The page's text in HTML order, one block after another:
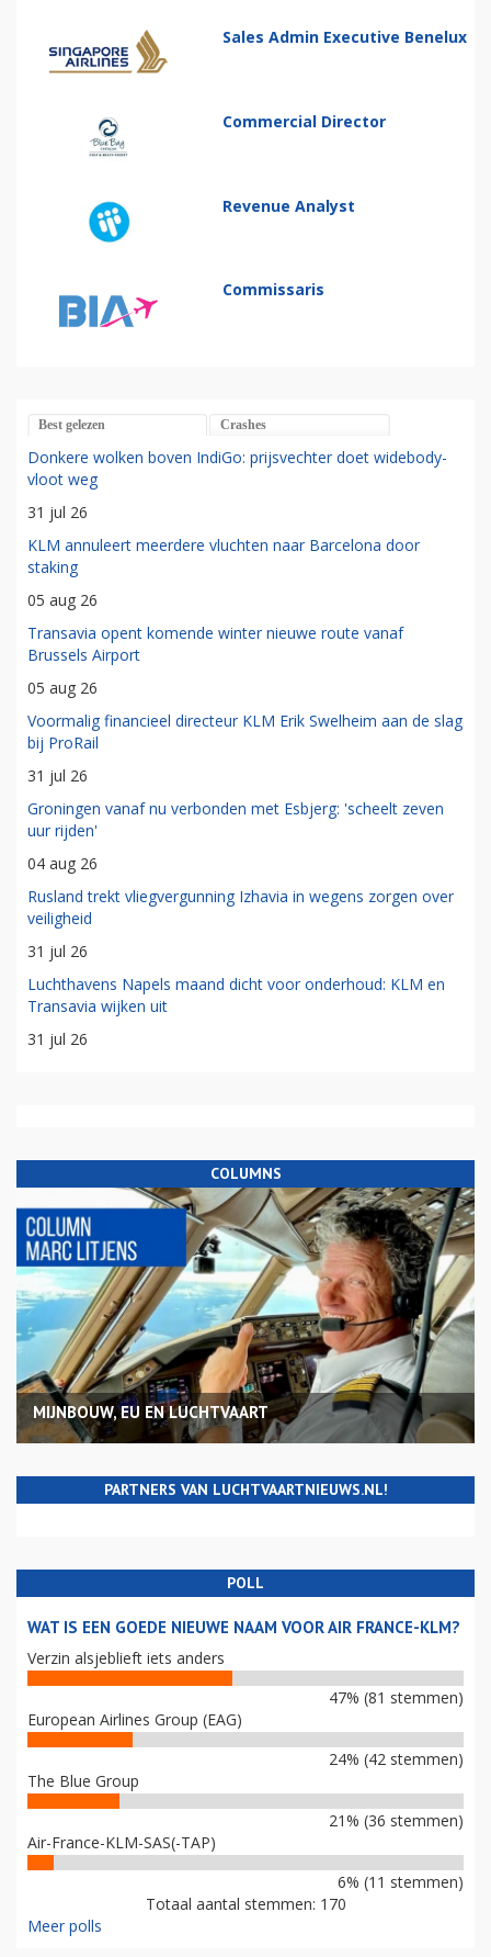
Sales Admin Executive Benelux
Commercial Director
Revenue Analyst
Commissaris
Best gelezen Crashes
Donkere wolken boven IndiGo: prijsvechter doet widebody-
vloot weg
31 jul 26
KLM annuleert meerdere vluchten naar Barcelona door
staking
05 aug 26
Transavia opent komende winter nieuwe route vanaf
Brussels Airport
05 aug 26
Voormalig financieel directeur KLM Erik Swelheim aan de slag
bij ProRail
31 jul 26
Groningen vanaf nu verbonden met Esbjerg: 'scheelt zeven
uur rijden'
04 aug 26
Rusland trekt vliegvergunning Izhavia in wegens zorgen over
veiligheid
31 jul 26
Luchthavens Napels maand dicht voor onderhoud: KLM en
Transavia wijken uit
31 jul 26
COLUMNS
MIJNBOUW, EU EN LUCHTVAART
PARTNERS VAN LUCHTVAARTNIEUWS.NL!
POLL
WAT IS EEN GOEDE NIEUWE NAAM VOOR AIR FRANCE-KLM?
Verzin alsjeblieft iets anders
47% (81 stemmen)
European Airlines Group (EAG)
24% (42 stemmen)
The Blue Group
21% (36 stemmen)
Air-France-KLM-SAS(-TAP)
6% (11 stemmen)
Totaal aantal stemmen: 170
Meer polls